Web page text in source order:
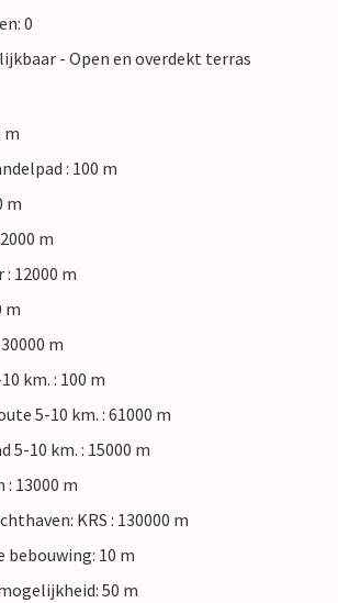
0
- Open en overdekt terras
m
: 100 m
m
m
: 12000 m
m
m
km. : 100 m
5-10 km. : 61000 m
5-10 km. : 15000 m
13000 m
KRS : 130000 m
10 m
50 m